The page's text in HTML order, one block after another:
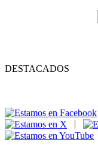
DESTACADOS
|